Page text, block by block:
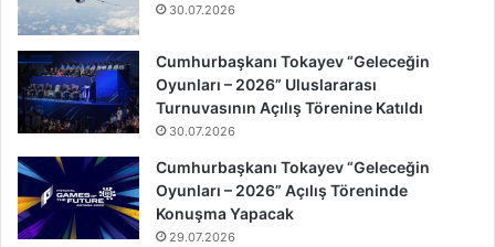
30.07.2026
Cumhurbaşkanı Tokayev “Geleceğin
Oyunları – 2026” Uluslararası
Turnuvasının Açılış Törenine Katıldı
30.07.2026
Cumhurbaşkanı Tokayev “Geleceğin
Oyunları – 2026” Açılış Töreninde
Konuşma Yapacak
29.07.2026